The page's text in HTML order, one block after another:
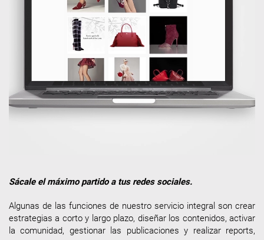
Sácale el máximo partido a tus redes sociales.
Algunas de las funciones de nuestro servicio integral son crear
estrategias a corto y largo plazo, diseñar los contenidos, activar
la comunidad, gestionar las publicaciones y realizar reports,